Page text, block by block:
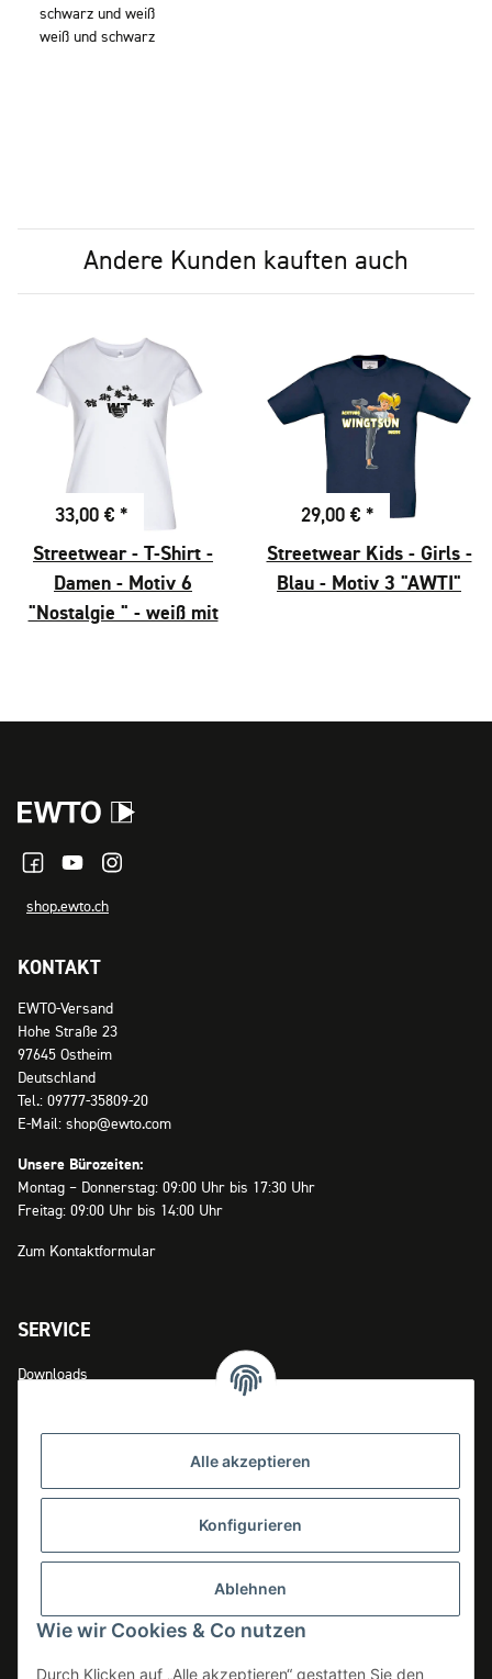
schwarz und weiß
weiß und schwarz
Andere Kunden kauften auch
33,00 € *
Streetwear - T-Shirt -
Damen - Motiv 6
"Nostalgie " - weiß mit
29,00 € *
Streetwear Kids - Girls -
Blau - Motiv 3 "AWTI"
shop.ewto.ch
KONTAKT
EWTO-Versand
Hohe Straße 23
97645 Ostheim
Deutschland
Tel.: 09777-35809-20
E-Mail: shop@ewto.com
Unsere Bürozeiten:
Montag – Donnerstag: 09:00 Uhr bis 17:30 Uhr
Freitag: 09:00 Uhr bis 14:00 Uhr
Zum Kontaktformular
SERVICE
Downloads
Widerrufsrecht
INFOS
Alle akzeptieren
Konfigurieren
Ablehnen
Wie wir Cookies & Co nutzen
Durch Klicken auf „Alle akzeptieren“ gestatten Sie den